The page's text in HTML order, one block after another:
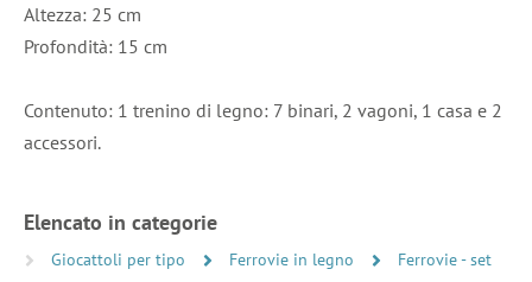
Altezza: 25 cm
Profondità: 15 cm
Contenuto: 1 trenino di legno: 7 binari, 2 vagoni, 1 casa e 2
accessori.
Elencato in categorie
Giocattoli per tipo Ferrovie in legno
Ferrovie - set